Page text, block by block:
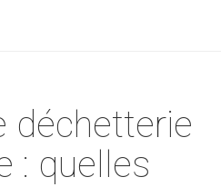
déchetterie
: quelles